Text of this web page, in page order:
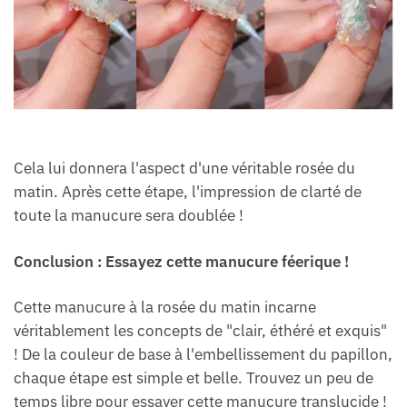
Cela lui donnera l'aspect d'une véritable rosée du
matin. Après cette étape, l'impression de clarté de
toute la manucure sera doublée !
Conclusion : Essayez cette manucure féerique !
Cette manucure à la rosée du matin incarne
véritablement les concepts de "clair, éthéré et exquis"
! De la couleur de base à l'embellissement du papillon,
chaque étape est simple et belle. Trouvez un peu de
temps libre pour essayer cette manucure translucide !